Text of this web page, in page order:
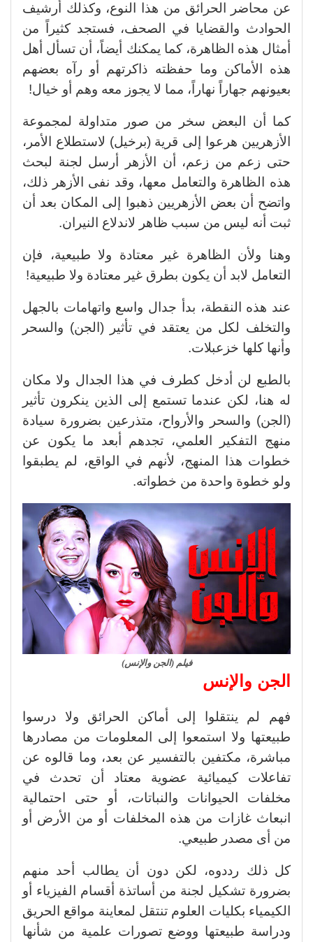
عن محاضر الحرائق من هذا النوع، وكذلك أرشيف
الحوادث والقضايا في الصحف، فستجد كثيراً من
أمثال هذه الظاهرة، كما يمكنك أيضاً، أن تسأل أهل
هذه الأماكن وما حفظته ذاكرتهم أو رآه بعضهم
بعيونهم جهاراً نهاراً، مما لا يجوز معه وهم أو خيال!
كما أن البعض سخر من صور متداولة لمجموعة
الأزهريين هرعوا إلى قرية (برخيل) لاستطلاع الأمر،
حتى زعم من زعم، أن الأزهر أرسل لجنة لبحث
هذه الظاهرة والتعامل معها، وقد نفى الأزهر ذلك،
واتضح أن بعض الأزهريين ذهبوا إلى المكان بعد أن
ثبت أنه ليس من سبب ظاهر لاندلاع النيران.
وهنا ولأن الظاهرة غير معتادة ولا طبيعية، فإن
التعامل لابد أن يكون بطرق غير معتادة ولا طبيعية!
عند هذه النقطة، بدأ جدال واسع واتهامات بالجهل
والتخلف لكل من يعتقد في تأثير (الجن) والسحر
وأنها كلها خزعبلات.
بالطبع لن أدخل كطرف في هذا الجدال ولا مكان
له هنا، لكن عندما تستمع إلى الذين ينكرون تأثير
(الجن) والسحر والأرواح، متذرعين بضرورة سيادة
منهج التفكير العلمي، تجدهم أبعد ما يكون عن
خطوات هذا المنهج، لأنهم في الواقع، لم يطبقوا
ولو خطوة واحدة من خطواته.
فيلم (الجن والإنس)
الجن والإنس
فهم لم ينتقلوا إلى أماكن الحرائق ولا درسوا
طبيعتها ولا استمعوا إلى المعلومات من مصادرها
مباشرة، مكتفين بالتفسير عن بعد، وما قالوه عن
تفاعلات كيميائية عضوية معتاد أن تحدث في
مخلفات الحيوانات والنباتات، أو حتى احتمالية
انبعاث غازات من هذه المخلفات أو من الأرض أو
من أى مصدر طبيعي.
كل ذلك رددوه، لكن دون أن يطالب أحد منهم
بضرورة تشكيل لجنة من أساتذة أقسام الفيزياء أو
الكيمياء بكليات العلوم تنتقل لمعاينة مواقع الحريق
ودراسة طبيعتها ووضع تصورات علمية من شأنها